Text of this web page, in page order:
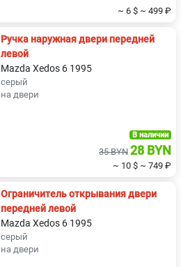
~ 6 $ ~ 499 ₽
Ручка наружная двери передней
левой
Mazda Xedos 6 1995
серый
на двери
В наличии
35 BYN 28 BYN
~ 10 $ ~ 749 ₽
Ограничитель открывания двери
передней левой
Mazda Xedos 6 1995
серый
на двери